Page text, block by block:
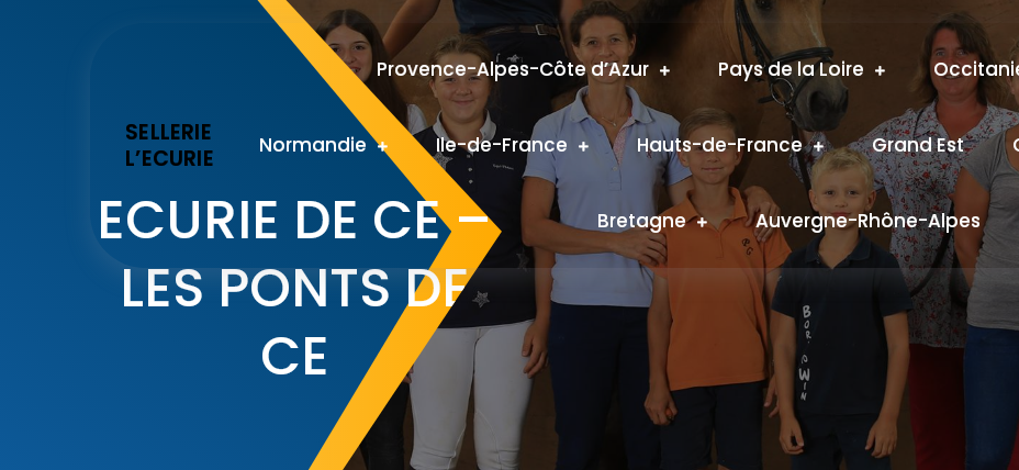
SELLERIE
L’ECURIE
Provence-Alpes-Côte d’Azur Pays de la Loire
Normandie Ile-de-France Hauts-de-France Grand Est
Bretagne Auvergne-Rhône-Alpes
ECURIE DE CE –
LES PONTS DE
CE